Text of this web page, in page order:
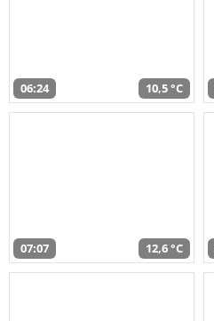
06:24 10,5 °C
07:07 12,6 °C